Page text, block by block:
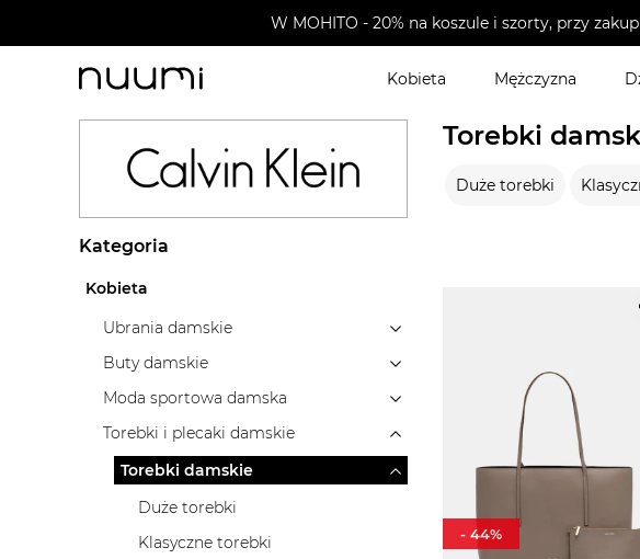
W MOHITO - 20% na koszule i szorty, przy
Kobieta Mężczyzna
nuumi.pl > Marki Torebki i plecaki damskie >
Kategoria
Kobieta
Ubrania damskie
Buty damskie
Moda sportowa damska
Torebki i plecaki damskie
Torebki damskie
Duże torebki
Klasyczne torebki
Torebki
Duże torebki
- 44%